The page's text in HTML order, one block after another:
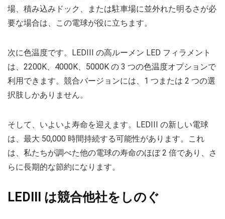
場、積み込みドック、または駐車場に並外れた明るさが必
要な場合は、この電球が役に立ちます。
次に色温度です。LEDIII の高ルーメン LED フィラメント
は、2200K、4000K、5000K の 3 つの色温度オプションで
利用できます。競合バージョンには、1 つまたは 2 つの選
択肢しかありません。
そして、いよいよ寿命を迎えます。LEDIII の新しい電球
は、最大 50,000 時間持続する可能性があります。これ
は、私たちが調べた他の電球の寿命のほぼ 2 倍であり、さ
らに長期的な節約になります。
LEDIII は競合他社をしのぐ